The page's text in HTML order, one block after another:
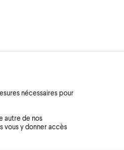
nécessaires pour
autre de nos
vous y donner accès